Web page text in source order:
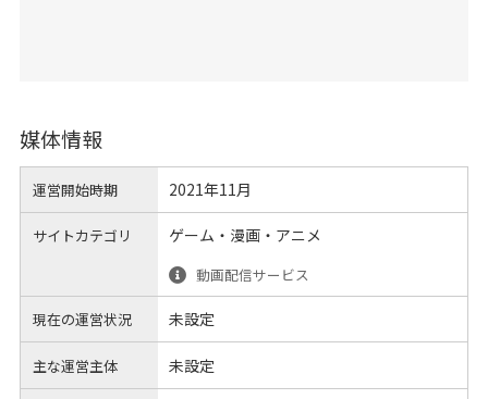
媒体情報
運営開始時期 2021年11月
サイトカテゴリ ゲーム・漫画・アニメ
動画配信サービス
現在の運営状況 未設定
主な運営主体 未設定